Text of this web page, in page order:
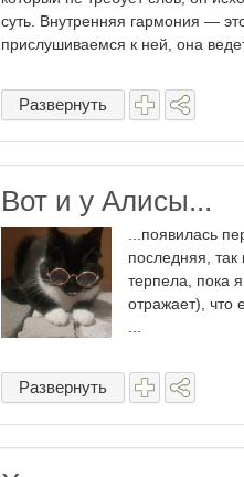
суть. Внутренняя гармония —
прислушиваемся к ней, она ведет
Развернуть
Вот и у Алисы...
...появилась
последняя,
терпела, пока
отражает), что
Развернуть